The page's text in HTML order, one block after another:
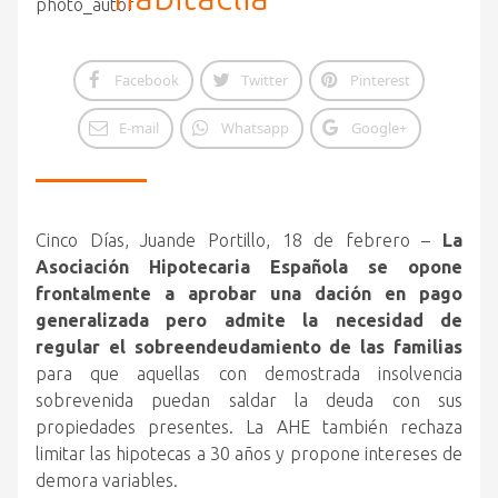
Facebook Twitter Pinterest
E-mail Whatsapp Google+
Cinco Días, Juande Portillo, 18 de febrero – La
Asociación Hipotecaria Española se opone
frontalmente a aprobar una dación en pago
generalizada pero admite la necesidad de
regular el sobreendeudamiento de las familias
para que aquellas con demostrada insolvencia
sobrevenida puedan saldar la deuda con sus
propiedades presentes. La AHE también rechaza
limitar las hipotecas a 30 años y propone intereses de
demora variables.